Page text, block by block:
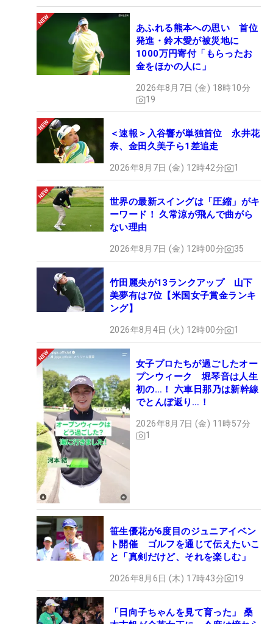
あふれる熊本への思い 首位
発進・鈴木愛が被災地に
1000万円寄付「もらったお
金をほかの人に」
2026年8月7日 (金) 18時10分
19
＜速報＞入谷響が単独首位 永井花
奈、金田久美子ら1差追走
2026年8月7日 (金) 12時42分 1
世界の最新スイングは「圧縮」がキ
ーワード！ 久常涼が飛んで曲がら
ない理由
2026年8月7日 (金) 12時00分 35
竹田麗央が13ランクアップ 山下
美夢有は7位【米国女子賞金ランキ
ング】
2026年8月4日 (火) 12時00分 1
女子プロたちが過ごしたオー
プンウィーク 堀琴音は人生
初の…！ 六車日那乃は新幹線
でとんぼ返り…！
2026年8月7日 (金) 11時57分
1
笹生優花が6度目のジュニアイベン
ト開催 ゴルフを通じて伝えたいこ
と「真剣だけど、それを楽しむ」
2026年8月6日 (木) 17時43分 19
「日向子ちゃんを見て育った」 桑